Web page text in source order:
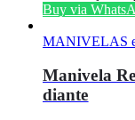
Buy via
MANIVELAS
Manivela
diante